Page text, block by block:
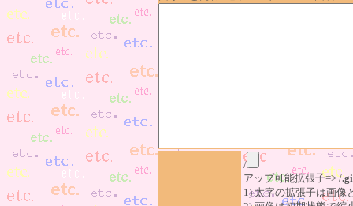
/
アップ可能拡張子=> /
1) 太字の拡張子は画像